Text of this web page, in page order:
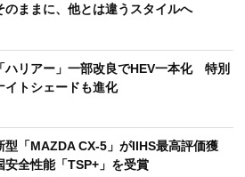
のままに、他とは違うスタイルへ
ハリアー」一部改良でHEV一本化 特別
イトシェードも進化
型「MAZDA CX-5」がIIHS最高評価獲
全性能「TSP+」を受賞